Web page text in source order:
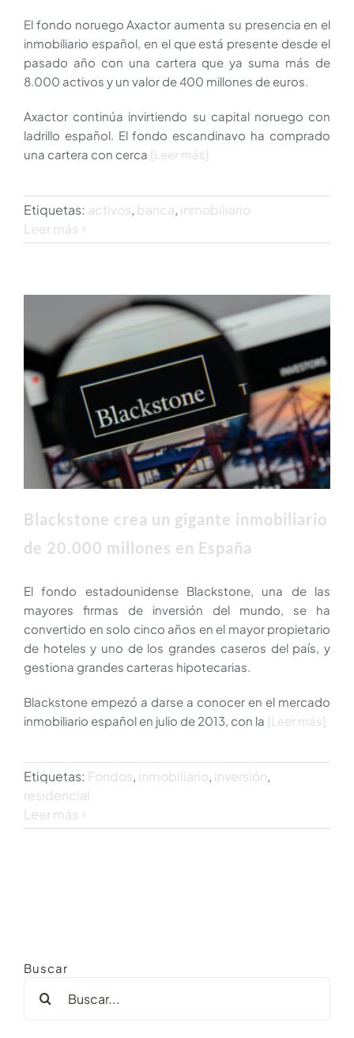
El fondo noruego Axactor aumenta su presencia en el
inmobiliario español, en el que está presente desde el
pasado año con una cartera que ya suma más de
8.000 activos y un valor de 400 millones de euros.
Axactor continúa invirtiendo su capital noruego con
ladrillo español. El fondo escandinavo ha comprado
una cartera con cerca [Leer más]
Etiquetas: activos, banca, inmobiliario
Leer más
Blackstone crea un gigante inmobiliario
de 20.000 millones en España
El fondo estadounidense Blackstone, una de las
mayores firmas de inversión del mundo, se ha
convertido en solo cinco años en el mayor propietario
de hoteles y uno de los grandes caseros del país, y
gestiona grandes carteras hipotecarias.
Blackstone empezó a darse a conocer en el mercado
inmobiliario español en julio de 2013, con la [Leer más]
Etiquetas: Fondos, inmobiliario, inversión,
residencial
Leer más
Buscar